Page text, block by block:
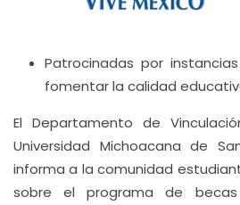
Patrocinadas por
fomentar la calidad
El Departamento de
Universidad Michoacana de
informa a la comunidad
sobre el programa de